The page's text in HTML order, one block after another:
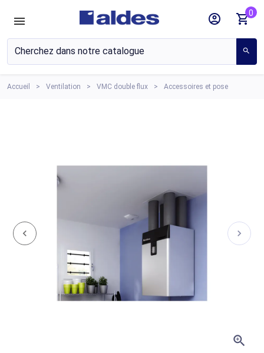
search
account_circle shopping_cart0
Accueil Ventilation VMC double flux Accessoires et pose
zoom_in
chevron_left chevron_right